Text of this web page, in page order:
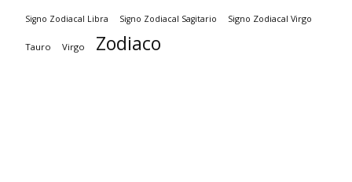
Signo Zodiacal Libra Signo Zodiacal Sagitario Signo Zodiacal Virgo
Tauro Virgo Zodiaco